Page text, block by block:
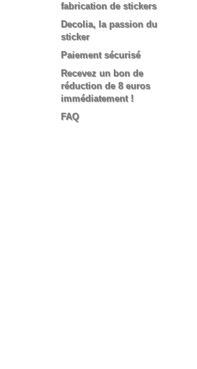
fabrication de stickers
Decolia, la passion du
sticker
Paiement sécurisé
Recevez un bon de
réduction de 8 euros
immédiatement !
FAQ